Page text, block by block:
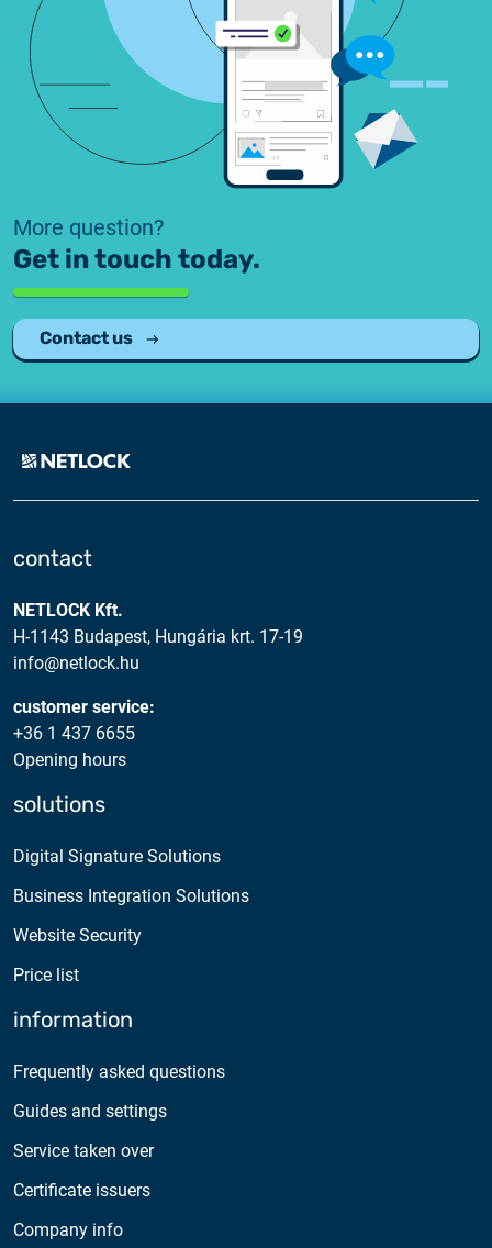
More question?
Get in touch today.
Contact us
contact
NETLOCK Kft.
H-1143 Budapest, Hungária krt. 17-19
info@netlock.hu
customer service:
+36 1 437 6655
Opening hours
solutions
Digital Signature Solutions
Business Integration Solutions
Website Security
Price list
information
Frequently asked questions
Guides and settings
Service taken over
Certificate issuers
Company info